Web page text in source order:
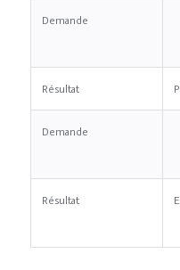
Demande
Résultat
Demande
Résultat